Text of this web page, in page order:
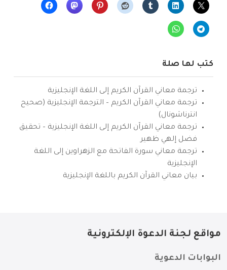
كتب لها صلة
ترجمة معاني القرآن الكريم إلى اللغة الإنجليزية
ترجمة معاني القرآن الكريم – الترجمة الإنجليزية (صحيح
انترناشونال)
ترجمة معاني القرآن الكريم إلى اللغة الإنجليزية – تحقيق
فضل إلهي ظهير
ترجمة معاني سورة الفاتحة مع الزهراوين إلى اللغة
الإنجليزية
بيان معاني القرآن الكريم باللغة الإنجليزية
مواقع لجنة الدعوة الإلكترونية
البوابات الدعوية